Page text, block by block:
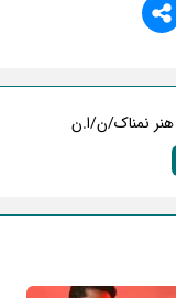
نمناک/ن/ا.ن